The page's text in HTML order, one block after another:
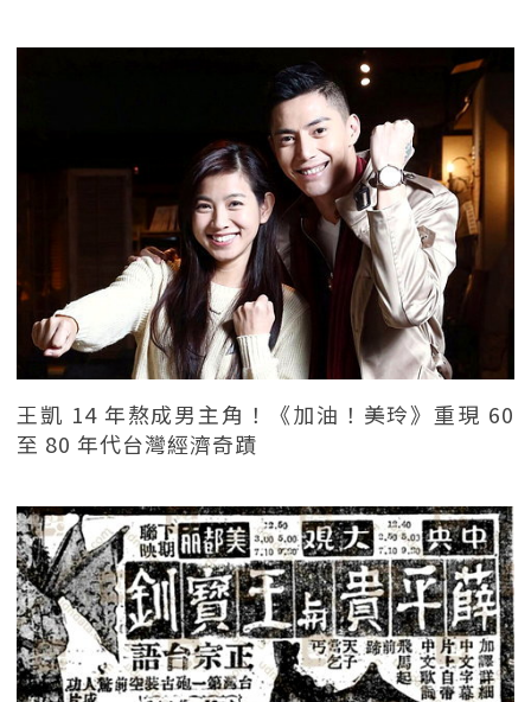
王凱 14 年熬成男主角！《加油！美玲》重現 60
至 80 年代台灣經濟奇蹟